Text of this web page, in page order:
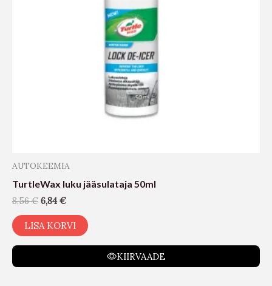
AUTOKEEMIA
TurtleWax luku jääsulataja 50ml
8,56€ 6,84€
LISA KORVI
KIIRVAADE